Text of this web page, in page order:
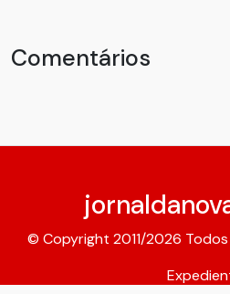
Comentários
© Copyright 2011/2026